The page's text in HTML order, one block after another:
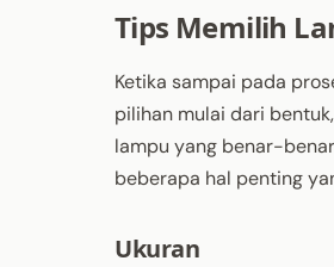
Tips Memilih
Ketika sampai pada
pilihan mulai dari
lampu yang benar-
beberapa hal penting
Ukuran